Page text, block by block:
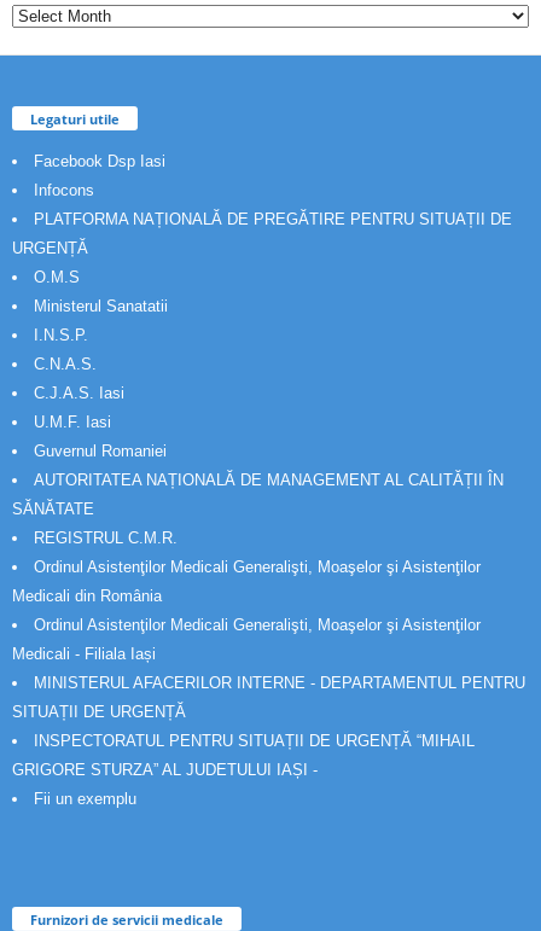
Legaturi utile
Facebook Dsp Iasi
Infocons
PLATFORMA NAȚIONALĂ DE PREGĂTIRE PENTRU SITUAȚII DE
URGENȚĂ
O.M.S
Ministerul Sanatatii
I.N.S.P.
C.N.A.S.
C.J.A.S. Iasi
U.M.F. Iasi
Guvernul Romaniei
AUTORITATEA NAȚIONALĂ DE MANAGEMENT AL CALITĂȚII ÎN
SĂNĂTATE
REGISTRUL C.M.R.
Ordinul Asistenţilor Medicali Generalişti, Moaşelor şi Asistenţilor
Medicali din România
Ordinul Asistenţilor Medicali Generalişti, Moaşelor şi Asistenţilor
Medicali - Filiala Iași
MINISTERUL AFACERILOR INTERNE - DEPARTAMENTUL PENTRU
SITUAȚII DE URGENȚĂ
INSPECTORATUL PENTRU SITUAȚII DE URGENȚĂ “MIHAIL
GRIGORE STURZA” AL JUDETULUI IAȘI -
Fii un exemplu
Furnizori de servicii medicale